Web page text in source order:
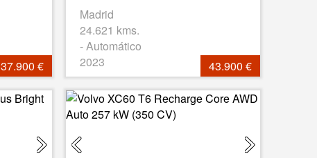
37.900 €
Madrid
24.621 kms.
- Automático
2023
43.900 €